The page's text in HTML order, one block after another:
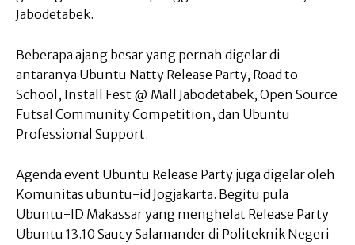
Jabodetabek.
Beberapa ajang besar yang pernah digelar di
antaranya Ubuntu Natty Release Party, Road to
School, Install Fest @ Mall Jabodetabek, Open Source
Futsal Community Competition, dan Ubuntu
Professional Support.
Agenda event Ubuntu Release Party juga digelar oleh
Komunitas ubuntu-id Jogjakarta. Begitu pula
Ubuntu-ID Makassar yang menghelat Release Party
Ubuntu 13.10 Saucy Salamander di Politeknik Negeri